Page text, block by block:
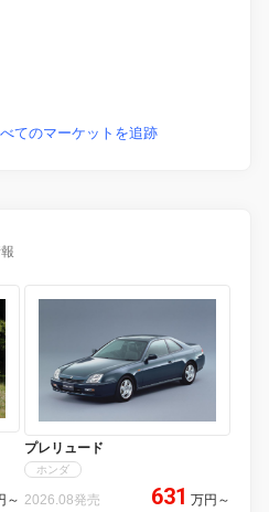
てのマーケットを追跡
～
プレリュード
ホンダ
2026.08発売 631 万円 ～